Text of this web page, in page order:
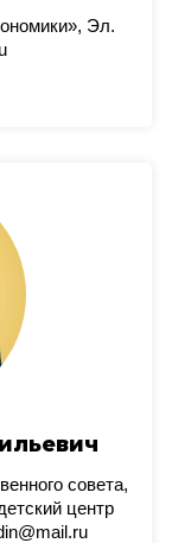
Эл.
совета,
центр